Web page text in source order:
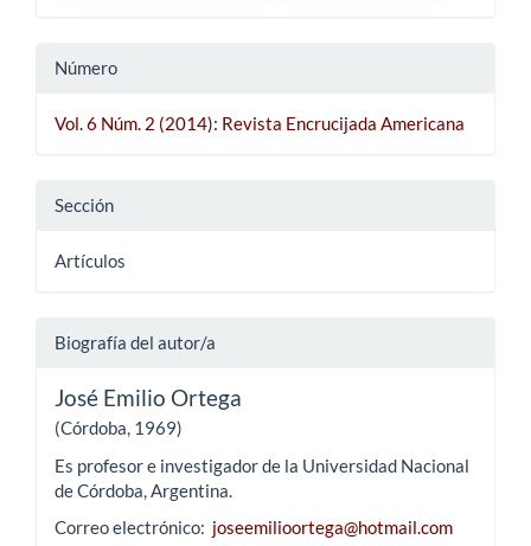
Número
Vol. 6 Núm. 2 (2014): Revista Encrucijada Americana
Sección
Artículos
Biografía del autor/a
José Emilio Ortega
(Córdoba, 1969)
Es profesor e investigador de la Universidad Nacional
de Córdoba, Argentina.
Correo electrónico: joseemilioortega@hotmail.com